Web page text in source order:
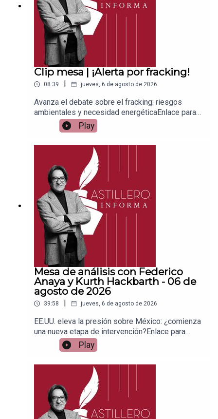
Clip mesa | ¡Alerta por fracking!
08:39 jueves, 6 de agosto de 2026
Avanza el debate sobre el fracking: riesgos
ambientales y necesidad energéticaEnlace para
apoyar vía
Patreon:https://www.patreon.com/julioastilleroEnl
ace para hacer donaciones vía
PayPal:https://www.paypal.me/julioastilleroCuent
a para hacer transferencias a cuenta BBVA a
nombre de Julio Hernández López:
1539408017CLABE: 012 320 01539408017
2Tienda:https://julioastillerotienda.com/
Play
Mesa de análisis con Federico
Anaya y Kurth Hackbarth - 06 de
agosto de 2026
39:58 jueves, 6 de agosto de 2026
EE.UU. eleva la presión sobre México: ¿comienza
una nueva etapa de intervención?Enlace para
apoyar vía
Patreon:https://www.patreon.com/julioastilleroEnl
ace para hacer donaciones vía
PayPal:https://www.paypal.me/julioastilleroCuent
a para hacer transferencias a cuenta BBVA a
nombre de Julio Hernández López:
1539408017CLABE: 012 320 01539408017
2Tienda:https://julioastillerotienda.com/
Play